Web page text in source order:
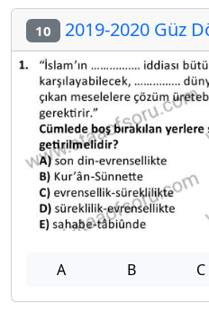
10 2019-2020 Güz
A B C